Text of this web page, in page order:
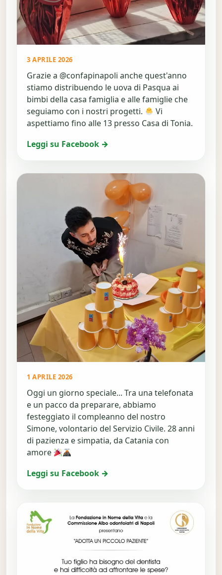
3 APRILE 2026
Grazie a @confapinapoli anche quest'anno
stiamo distribuendo le uova di Pasqua ai
bimbi della casa famiglia e alle famiglie che
seguiamo con i nostri progetti.
Vi
aspettiamo fino alle 13 presso Casa di Tonia.
Leggi su Facebook →
1 APRILE 2026
Oggi un giorno speciale... Tra una telefonata
e un pacco da preparare, abbiamo
festeggiato il compleanno del nostro
Simone, volontario del Servizio Civile. 28 anni
di pazienza e simpatia, da Catania con
amore
Leggi su Facebook →